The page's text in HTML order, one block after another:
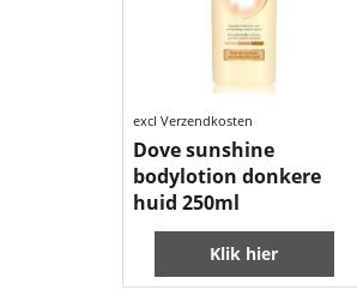
excl Verzendkosten
Dove sunshine
bodylotion donkere
huid 250ml
Klik hier